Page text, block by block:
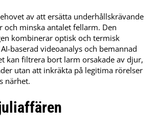
av att ersätta underhållskrävande
och minska antalet fellarm. Den
kombinerar optisk och termisk
baserad videoanalys och bemannad
kan filtrera bort larm orsakade av djur,
utan att inkräkta på legitima rörelser
närhet.